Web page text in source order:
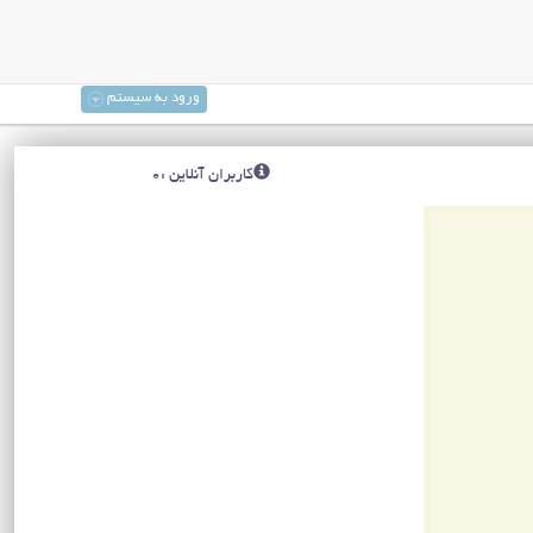
ورود به سیستم
کاربران آنلاین :0